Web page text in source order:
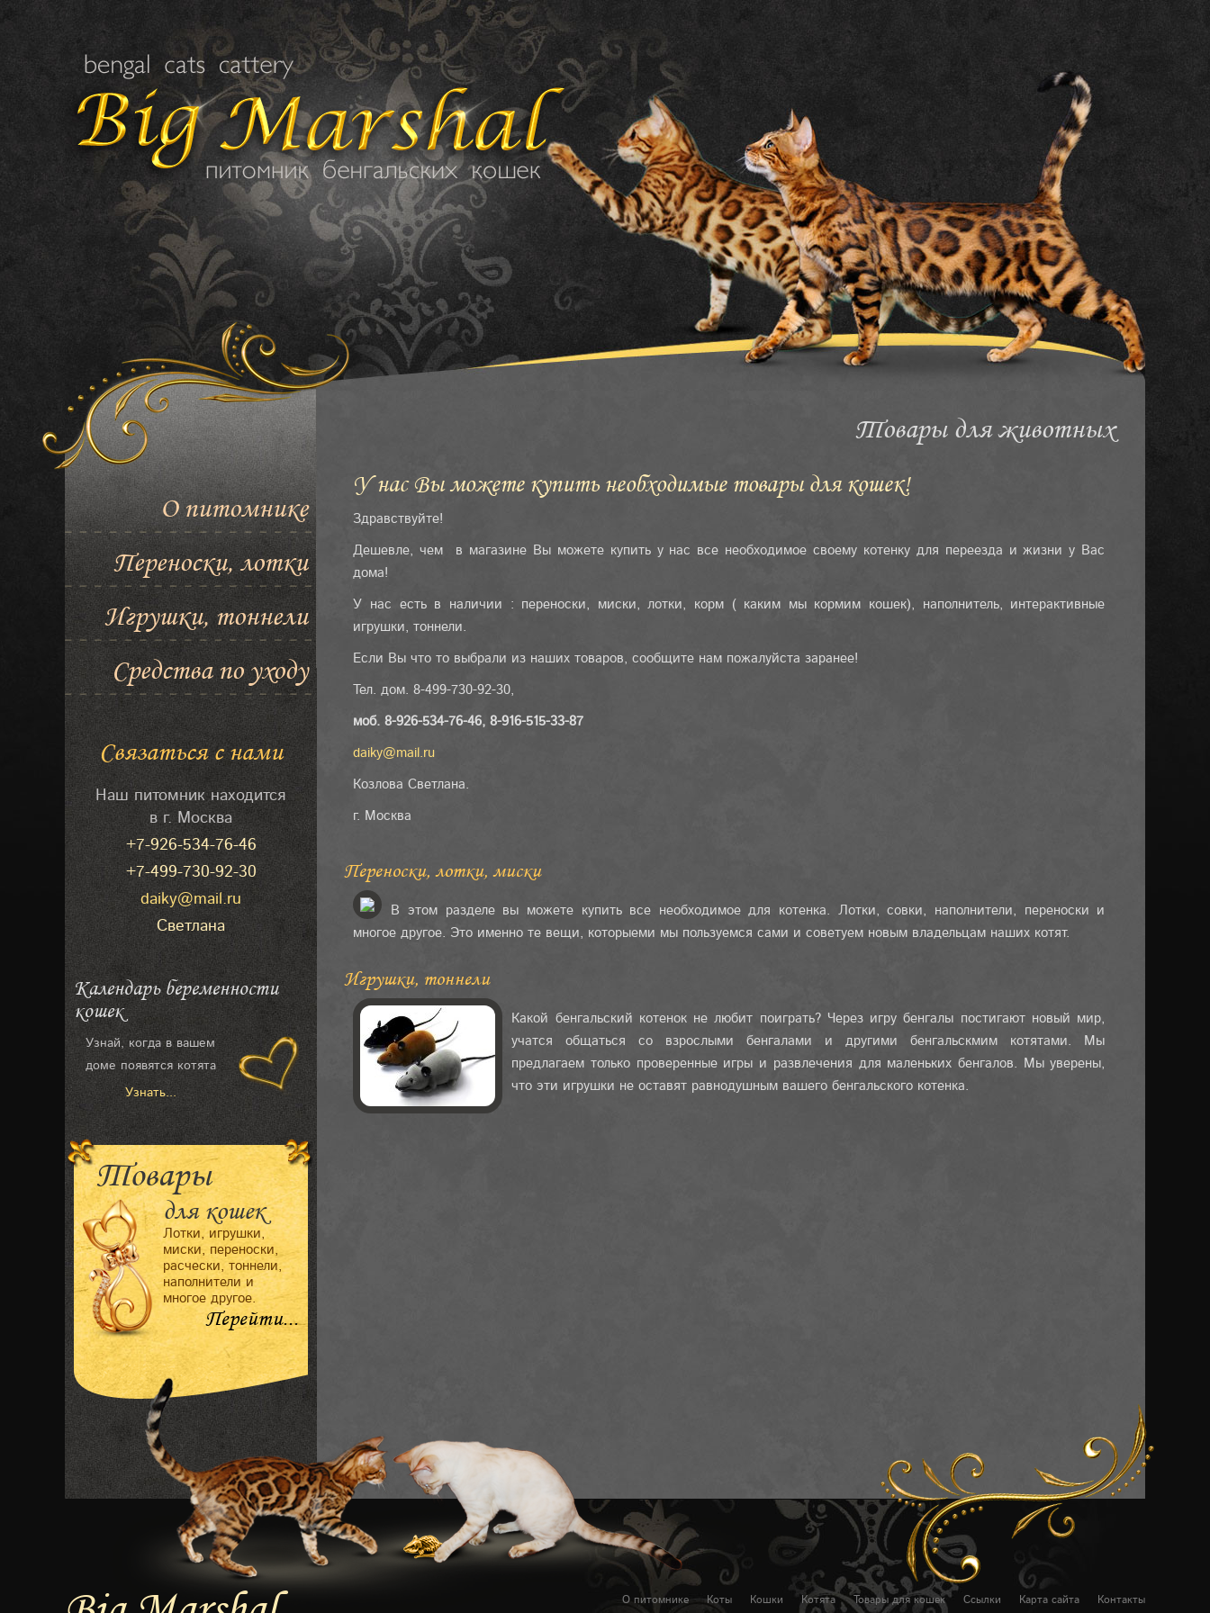
О питомнике
Переноски, лотки
Игрушки, тоннели
Средства по уходу
Связаться с нами
Наш питомник находится
в г. Москва
+7-926-534-76-46
+7-499-730-92-30
daiky@mail.ru
Светлана
Календарь беременности
кошек
Узнай, когда в вашем
доме появятся котята
Узнать...
Товары
для кошек
Лотки, игрушки,
миски, переноски,
расчески, тоннели,
наполнители и
многое другое.
Перейти...
Товары для животных
У нас Вы можете купить необходимые товары для кошек!
Здравствуйте!
Дешевле, чем в магазине Вы можете купить у нас все необходимое своему котенку для переезда и жизни у Вас
дома!
У нас есть в наличии : переноски, миски, лотки, корм ( каким мы кормим кошек), наполнитель, интерактивные
игрушки, тоннели.
Если Вы что то выбрали из наших товаров, сообщите нам пожалуйста заранее!
Тел. дом. 8-499-730-92-30,
моб. 8-926-534-76-46, 8-916-515-33-87
daiky@mail.ru
Козлова Светлана.
г. Москва
Переноски, лотки, миски
В этом разделе вы можете купить все необходимое для котенка. Лотки, совки, наполнители, переноски и
многое другое. Это именно те вещи, которыеми мы пользуемся сами и советуем новым владельцам наших котят.
Игрушки, тоннели
Какой бенгальский котенок не любит поиграть? Через игру бенгалы постигают новый мир,
учатся общаться со взрослыми бенгалами и другими бенгальскмим котятами. Мы
предлагаем только проверенные игры и развлечения для маленьких бенгалов. Мы уверены,
что эти игрушки не оставят равнодушным вашего бенгальского котенка.
О питомнике Коты Кошки Котята Товары для кошек Ссылки Карта сайта Контакты